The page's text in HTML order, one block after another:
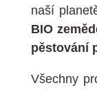
naší
BIO
pěstování
Všechny